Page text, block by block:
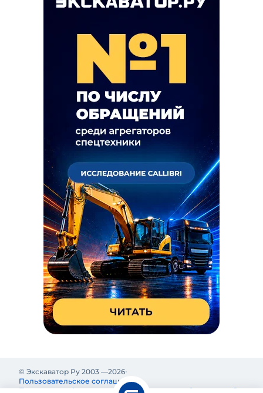
© Экскаватор Ру 2003 —2026
Пользовательское соглашение
Политика конфиденциальности
Реклама на Экскаватор Ру